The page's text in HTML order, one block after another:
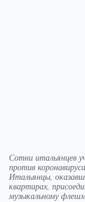
Сотни итальянцев
против коронавируса
Итальянцы,
квартирах,
музыкальному